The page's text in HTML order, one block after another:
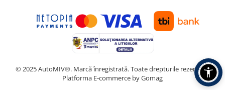
© 2025 AutoMIV®. Marcă înregistrată. Toate drepturile rezervate.
Platforma E-commerce by Gomag